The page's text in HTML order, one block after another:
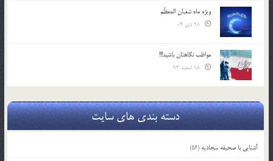
ویژه ماه شعبان المعظّم
مواظب نگاهتان باشید!!!
دسته بندی های سایت
آشنایی با صحیفه سجادیه (56)